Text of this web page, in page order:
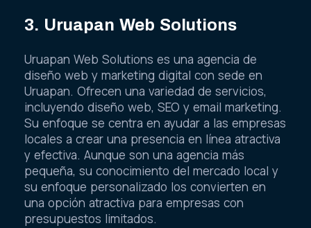
3. Uruapan Web Solutions
Uruapan Web Solutions es una agencia de
diseño web y marketing digital con sede en
Uruapan. Ofrecen una variedad de servicios,
incluyendo diseño web, SEO y email marketing.
Su enfoque se centra en ayudar a las empresas
locales a crear una presencia en línea atractiva
y efectiva. Aunque son una agencia más
pequeña, su conocimiento del mercado local y
su enfoque personalizado los convierten en
una opción atractiva para empresas con
presupuestos limitados.